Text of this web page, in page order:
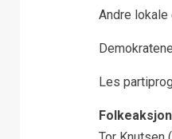
Andre lokale
Les